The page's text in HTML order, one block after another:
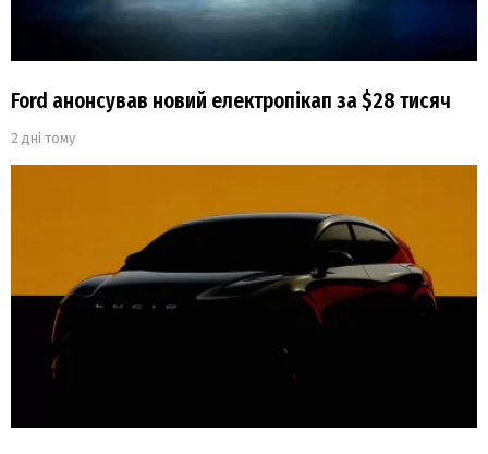
Ford анонсував новий електропікап за $28 тисяч
2 дні тому